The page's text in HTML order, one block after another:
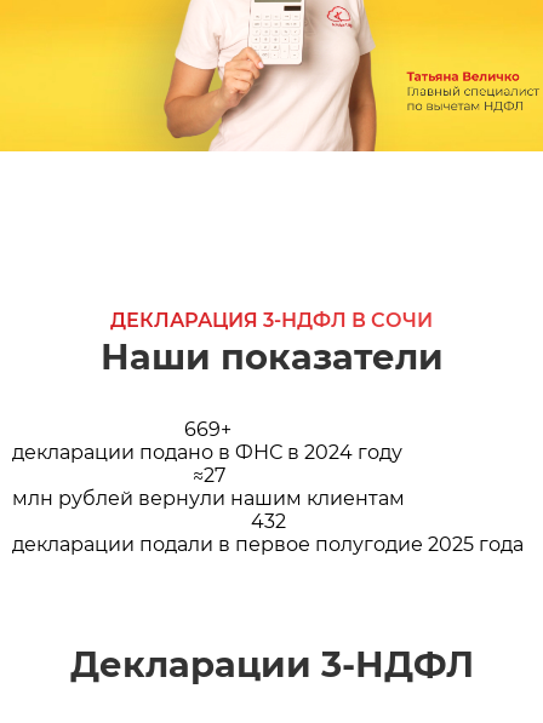
ДЕКЛАРАЦИЯ 3-НДФЛ В СОЧИ
Наши показатели
669+
декларации подано в ФНС в 2024 году
≈27
млн рублей вернули нашим клиентам
432
декларации подали в первое полугодие 2025 года
Декларации 3-НДФЛ